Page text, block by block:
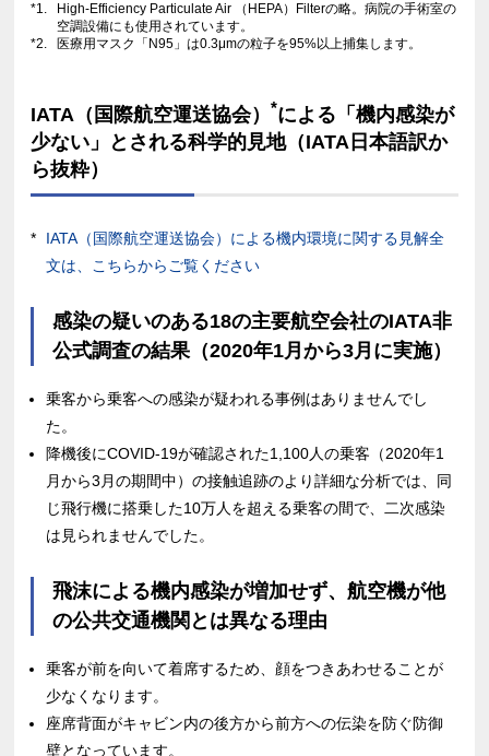
*1.
High-Efficiency Particulate Air （HEPA）Filterの略。病院の手術室の
空調設備にも使用されています。
*2.
医療用マスク「N95」は0.3μmの粒子を95%以上捕集します。
IATA（国際航空運送協会）*による「機内感染が
少ない」とされる科学的見地（IATA日本語訳か
ら抜粋）
IATA（国際航空運送協会）による機内環境に関する見解全
文は、こちらからご覧ください
感染の疑いのある18の主要航空会社のIATA非
公式調査の結果（2020年1月から3月に実施）
乗客から乗客への感染が疑われる事例はありませんでし
た。
降機後にCOVID-19が確認された1,100人の乗客（2020年1
月から3月の期間中）の接触追跡のより詳細な分析では、同
じ飛行機に搭乗した10万人を超える乗客の間で、二次感染
は見られませんでした。
飛沫による機内感染が増加せず、航空機が他
の公共交通機関とは異なる理由
乗客が前を向いて着席するため、顔をつきあわせることが
少なくなります。
座席背面がキャビン内の後方から前方への伝染を防ぐ防御
壁となっています。